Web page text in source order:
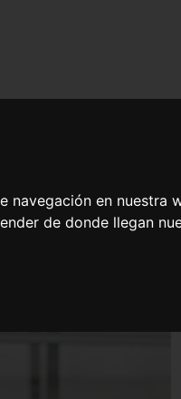
en
de donde llegan
de Circuitos Electrónicos